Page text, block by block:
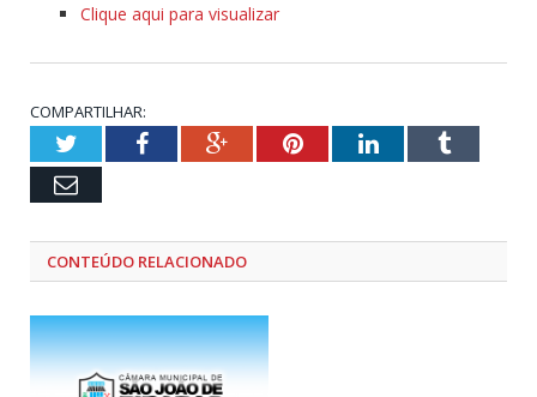
Clique aqui para visualizar
COMPARTILHAR:
TwitterFacebookGoogle+PinterestLinkedInTumblr
Email
CONTEÚDO RELACIONADO